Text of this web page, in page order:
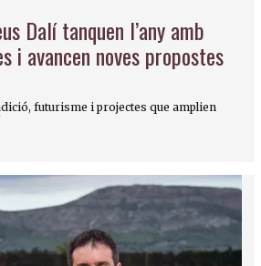
Dalí tanquen l’any amb
i avancen noves propostes
futurisme i projectes que amplien